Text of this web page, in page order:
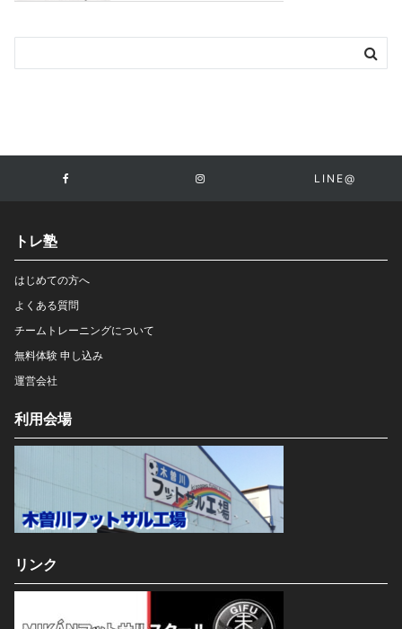
LINE@
トレ塾
はじめての方へ
よくある質問
チームトレーニングについて
無料体験 申し込み
運営会社
利用会場
リンク